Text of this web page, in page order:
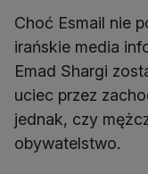
Choć Esmail nie
irańskie media
Emad Shargi
uciec przez
jednak, czy
obywatelstwo.